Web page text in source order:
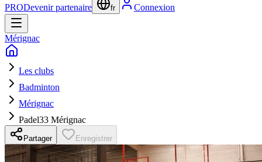
PRODevenir partenaire fr Connexion
Mérignac
Les clubs
Badminton
Mérignac
Padel33 Mérignac
Partager Enregistrer